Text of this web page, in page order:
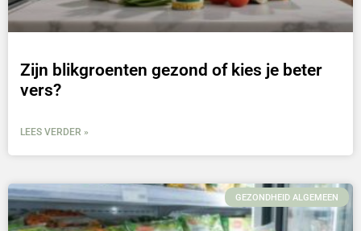
Zijn blikgroenten gezond of kies je beter
vers?
LEES VERDER »
GEZONDHEID ALGEMEEN